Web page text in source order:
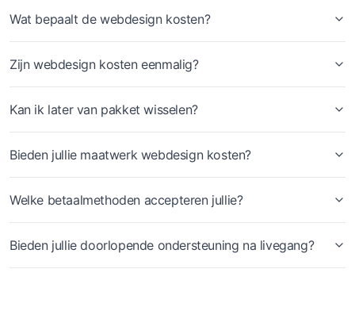
Wat bepaalt de webdesign kosten?
Zijn webdesign kosten eenmalig?
Kan ik later van pakket wisselen?
Bieden jullie maatwerk webdesign kosten?
Welke betaalmethoden accepteren jullie?
Bieden jullie doorlopende ondersteuning na livegang?